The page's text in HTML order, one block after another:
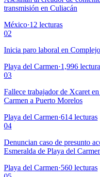
transmisión en Culiacán
México·12 lecturas
02
Inicia paro laboral en
Playa del Carmen·1,996
03
Fallece trabajador de Xcaret
Carmen a Puerto Morelos
Playa del Carmen·614 lecturas
04
Denuncian caso de presunto
Esmeralda de Playa del
Playa del Carmen·560 lecturas